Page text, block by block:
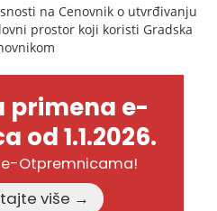
na Cenovnik o utvrđivanju
prostor koji koristi Gradska
primena e-
od 1.1.2026.
e-Otpremnicama!
Pročitajte više →